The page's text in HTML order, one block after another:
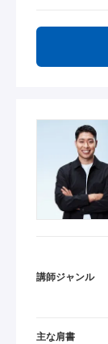
講師ジャンル
主な肩書